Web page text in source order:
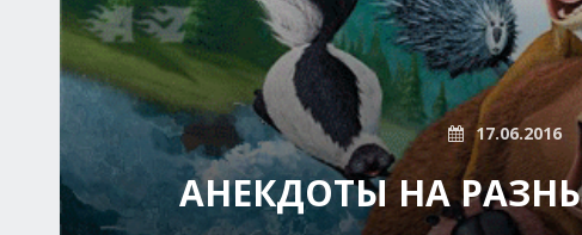
17.06.2016
АНЕКДОТЫ НА